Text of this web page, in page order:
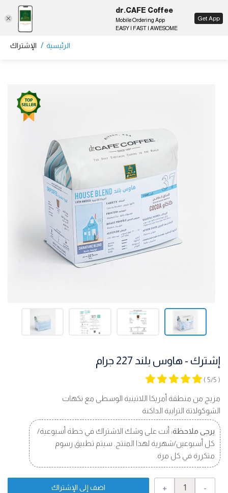
EN
الرئيسية / الإشتراك
إشترك - هاوس بلند 227 جرام
( 5/5 )
مزيج من منطقة أمريكا اللاتينية الوسطى مع نكهات
الشوكولاتة الترابية الداكنة
يرجى ملاحظة: أنت على وشك الاشتراك في خطة أسبوعية/
كل أسبوعين/شهرية لهذا المنتج. سيتم تطبيق رسوم
متكررة في كل مرة.
-
+ اضف إلى الإشتراك
dr.CAFE Coffee
Mobile Ordering App
EASY | FAST | AWESOME
Get App